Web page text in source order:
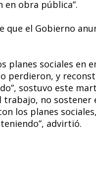
obra pública”.
que el Gobierno
planes sociales en
perdieron, y
sostuvo este
no sostener
los planes
advirtió.